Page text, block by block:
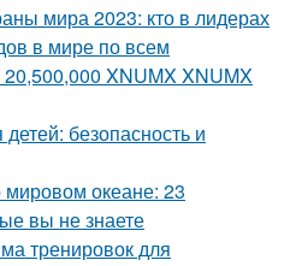
мира 2023: кто в лидерах
в мире по всем
XNUMX XNUMX
безопасность и
океане: 23
вы не знаете
тренировок для